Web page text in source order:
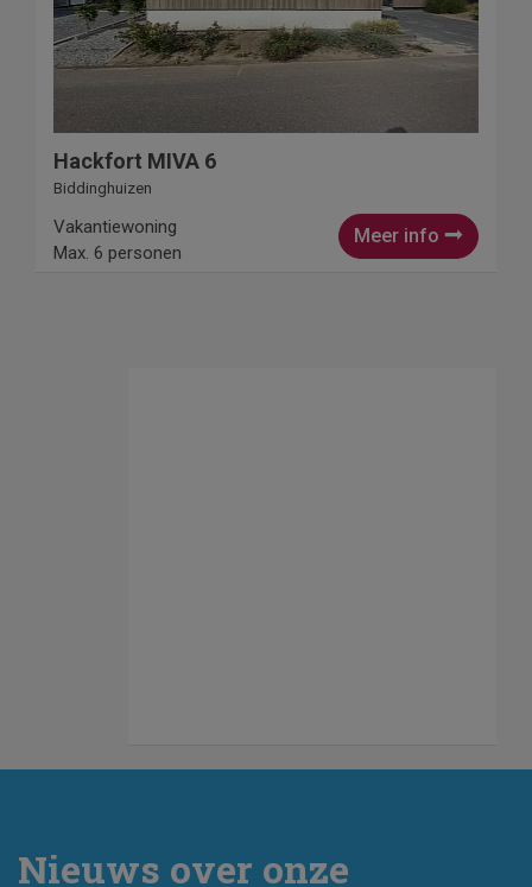
Hackfort MIVA 6
Biddinghuizen
Meer info
Vakantiewoning
Max. 6 personen
Nieuws over onze